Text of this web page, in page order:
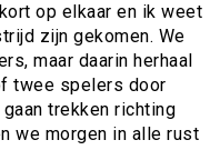
op elkaar en ik weet
zijn gekomen. We
maar daarin herhaal
twee spelers door
trekken richting
we morgen in alle rust